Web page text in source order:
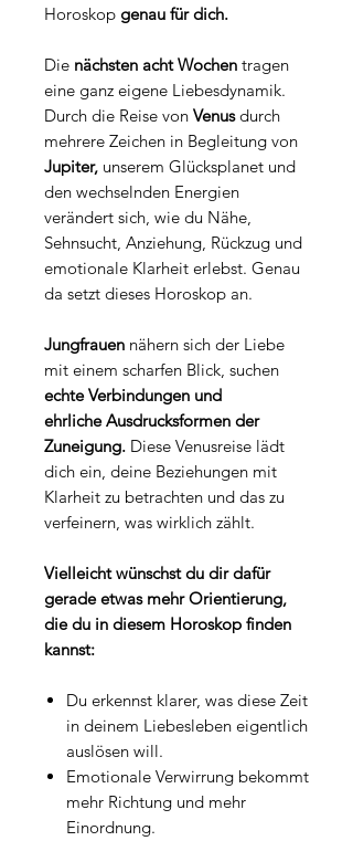
Horoskop genau für dich.
Die nächsten acht Wochen tragen
eine ganz eigene Liebesdynamik.
Durch die Reise von Venusdurch
mehrere Zeichen in Begleitung von
Jupiter, unserem Glücksplanet und
den wechselnden Energien
verändert sich, wie du Nähe,
Sehnsucht, Anziehung, Rückzug und
emotionale Klarheit erlebst. Genau
da setzt dieses Horoskop an.
Jungfrauen nähern sich der Liebe
mit einem scharfen Blick, suchen
echte Verbindungen und
ehrliche Ausdrucksformen der
Zuneigung. Diese Venusreise lädt
dich ein, deine Beziehungen mit
Klarheit zu betrachten und das zu
verfeinern, was wirklich zählt.
Vielleicht wünschst du dir dafür
gerade etwas mehr Orientierung,
die du in diesem Horoskop finden
kannst:
Du erkennst klarer, was diese Zeit
in deinem Liebesleben eigentlich
auslösen will.
Emotionale Verwirrung bekommt
mehr Richtung und mehr
Einordnung.